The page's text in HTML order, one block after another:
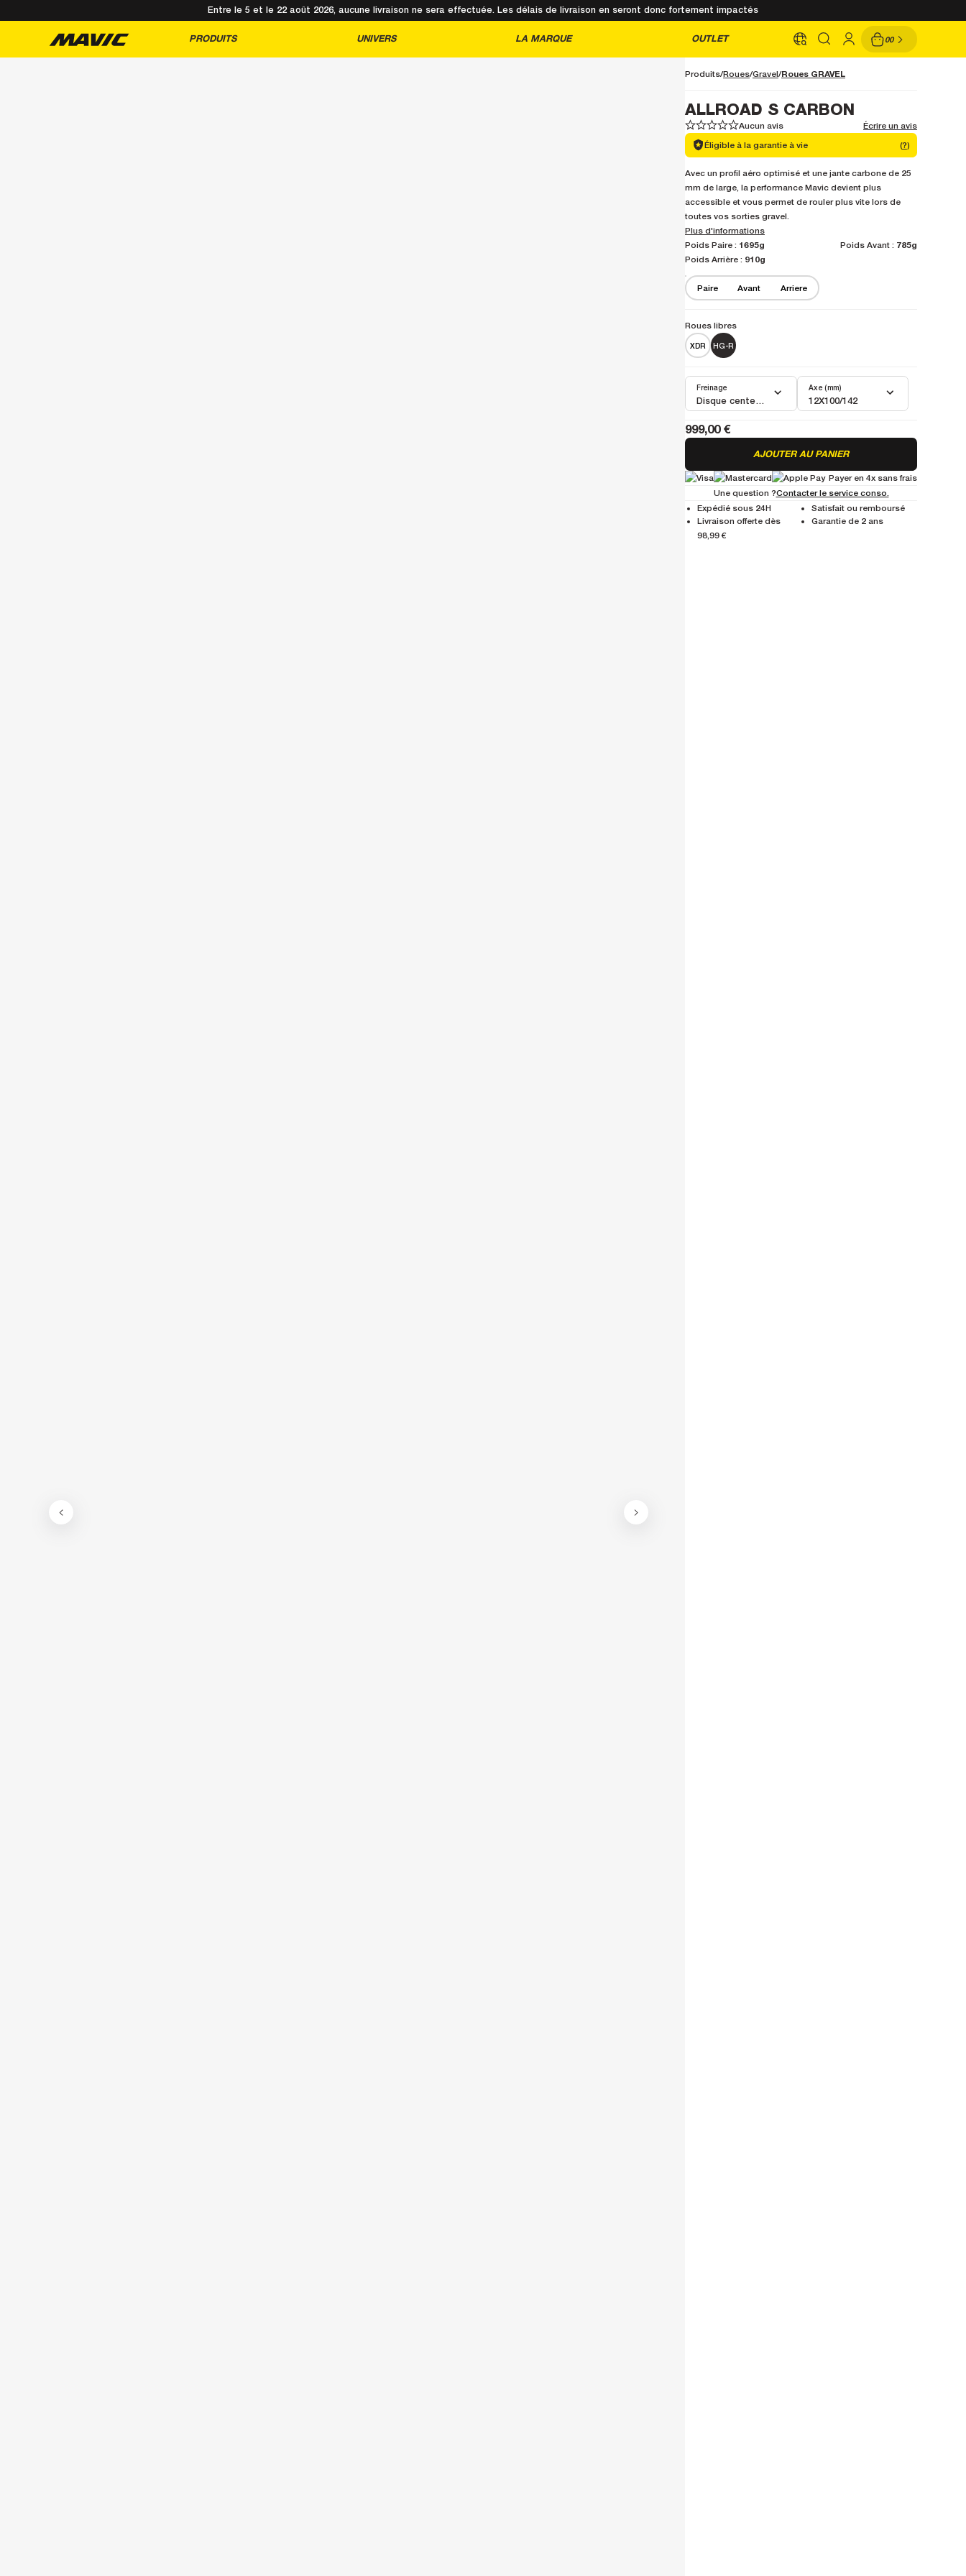
Entre le 5 et le 22 août 2026, aucune livraison ne sera effectuée. Les délais de livraison en seront donc fortement impactés
PRODUITS UNIVERS LA MARQUE OUTLET 00
Produits Roues Gravel Roues GRAVEL
ALLROAD S CARBON
1 2 3 4 5
1 2 3 4 5 Aucun avis
Écrire un avis
Éligible à la garantie à vie
(?)
Avec un profil aéro optimisé et une jante carbone de 25
mm de large, la performance Mavic devient plus
accessible et vous permet de rouler plus vite lors de
toutes vos sorties gravel.
Plus d'informations
Poids Paire : 1695g Poids Avant : 785g
Poids Arrière : 910g
Paire Avant Arriere
Roues libres
XDR HG-R
Disque center lock
Freinage
12X100/142
Axe (mm)
999,00 €
AJOUTER AU PANIER
Payer en 4x sans frais
Une question ?Contacter le service conso.
Expédié sous 24H
Satisfait ou remboursé
Livraison offerte dès
98,99 €
Garantie de 2 ans